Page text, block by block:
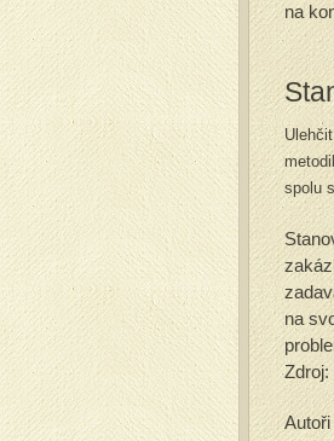
na
spolu
na
Zdroj: